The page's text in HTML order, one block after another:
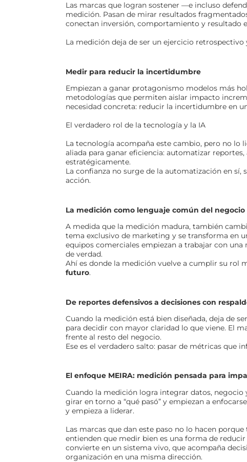
Las marcas que logran sostener —e incluso
medición. Pasan de mirar resultados
conectan inversión, comportamiento y resultado
La medición deja de ser un ejercicio
Medir para reducir la incertidumbre
Empiezan a ganar protagonismo modelos más
metodologías que permiten aislar impacto
necesidad concreta: reducir la incertidumbre en
El verdadero rol de la tecnología y la IA
La tecnología acompaña este cambio, pero no lo
aliada para ganar eficiencia: automatizar
estratégicamente.
La confianza no surge de la automatización en
acción.
La medición como lenguaje común del negocio
A medida que la medición madura, también
tema exclusivo de marketing y se transforma en
equipos comerciales empiezan a trabajar con
de verdad.
Ahí es donde la medición vuelve a cumplir su rol
futuro.
De reportes defensivos a decisiones con
Cuando la medición está bien diseñada, deja de
para decidir con mayor claridad lo que viene. El
frente al resto del negocio.
Ese es el verdadero salto: pasar de métricas que
El enfoque MEIRA: medición pensada para
Cuando la medición logra integrar datos,
girar en torno a “qué pasó” y empiezan a
y empieza a liderar.
Las marcas que dan este paso no lo hacen
entienden que medir bien es una forma de
convierte en un sistema vivo, que acompaña
organización en una misma dirección.